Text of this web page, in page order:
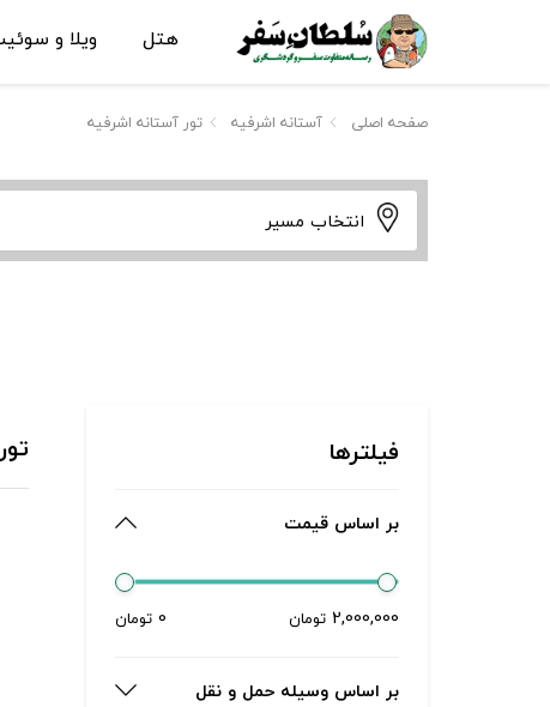
هتل ویلا و
صفحه اصلی آستانه اشرفیه تور آستانه اشرفیه
انتخاب مسیر
فیلترها
بر اساس قیمت
0 تومان 2,000,000 تومان
بر اساس وسیله حمل و نقل